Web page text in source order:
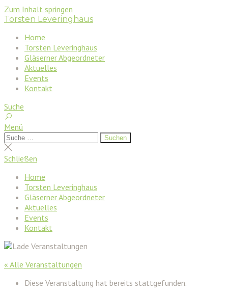
Zum Inhalt springen
Torsten Leveringhaus
Home
Torsten Leveringhaus
Gläserner Abgeordneter
Aktuelles
Events
Kontakt
Suche
Menü
Suchen
nach:
Suchen
Suche
schließen
Schließen
Home
Torsten Leveringhaus
Gläserner Abgeordneter
Aktuelles
Events
Kontakt
« Alle Veranstaltungen
Diese Veranstaltung hat bereits stattgefunden.